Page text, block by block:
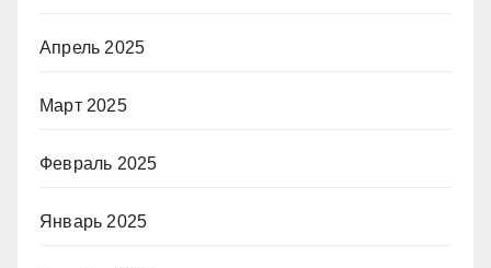
Апрель 2025
Март 2025
Февраль 2025
Январь 2025